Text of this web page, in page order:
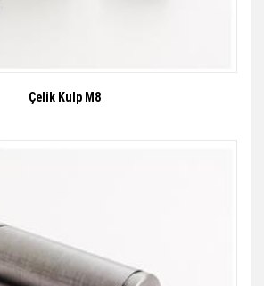
Çelik Kulp M8